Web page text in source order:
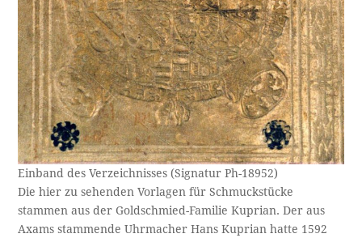
Einband des Verzeichnisses (Signatur Ph-18952)
Die hier zu sehenden Vorlagen für Schmuckstücke
stammen aus der Goldschmied-Familie Kuprian. Der aus
Axams stammende Uhrmacher Hans Kuprian hatte 1592